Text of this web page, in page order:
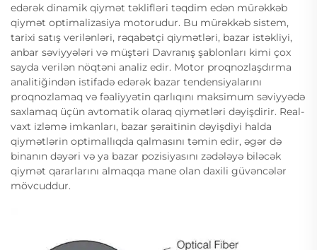
edərək dinamik qiymət təklifləri təqdim edən mürəkkəb
qiymət optimalizasiya motorudur. Bu mürəkkəb sistem,
tarixi satış verilənləri, rəqabətçi qiymətləri, bazar istəkliyi,
anbar səviyyələri və müştəri Davranış şablonları kimi çox
sayda verilən nöqtəni analiz edir. Motor proqnozlaşdırma
analitiğindən istifadə edərək bazar tendensiyalarını
proqnozlamaq və fəaliyyətin qarlıqını maksimum səviyyədə
saxlamaq üçün avtomatik olaraq qiymətləri dəyişdirir. Real-
vaxt izləmə imkanları, bazar şəraitinin dəyişdiyi halda
qiymətlərin optimallıqda qalmasını təmin edir, əgər də
binanın dəyəri və ya bazar pozisiyasını zədələyə biləcək
qiymət qararlarını almaqqa mane olan daxili güvəncələr
mövcuddur.